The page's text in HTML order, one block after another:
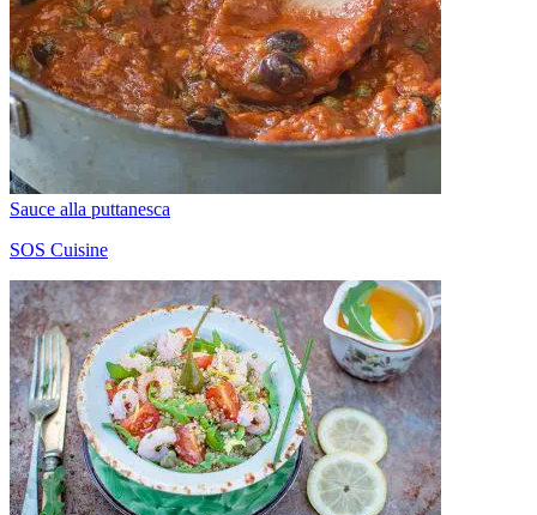
Sauce alla puttanesca
SOS Cuisine